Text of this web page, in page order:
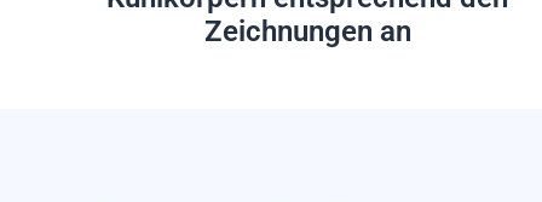
Zeichnungen an